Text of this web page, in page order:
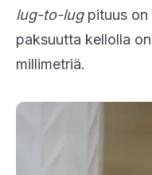
lug-to-lugpituus on
paksuutta kellolla
millimetriä.